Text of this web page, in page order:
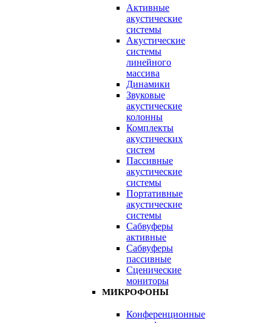
Активные
акустические
системы
Акустические
системы
линейного
массива
Динамики
Звуковые
акустические
колонны
Комплекты
акустических
систем
Пассивные
акустические
системы
Портативные
акустические
системы
Сабвуферы
активные
Сабвуферы
пассивные
Сценические
мониторы
МИКРОФОНЫ
Конференционные